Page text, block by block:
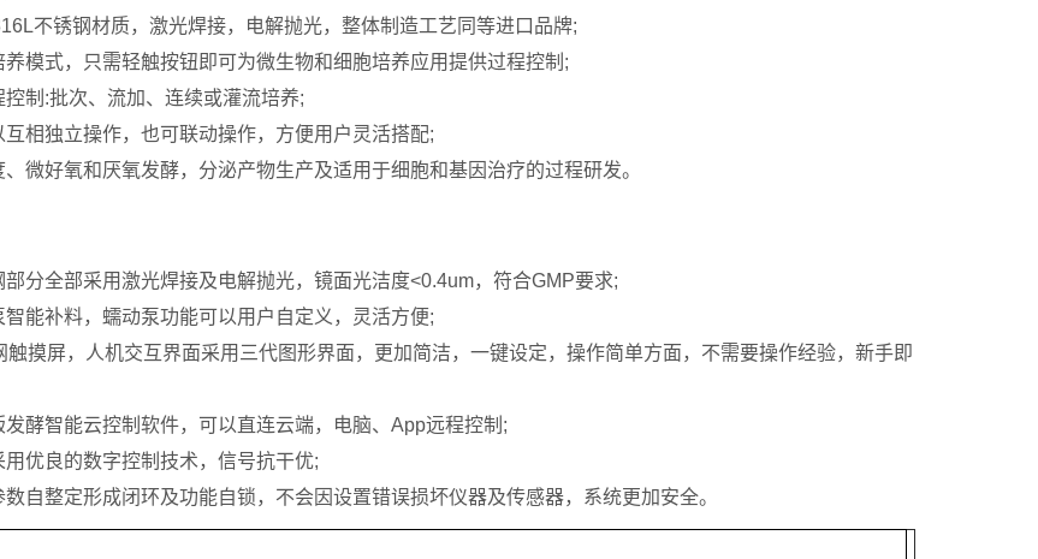
不锈钢材质，激光焊接，电解抛光，整体制造工艺同等进口品牌;
养模式，只需轻触按钮即可为微生物和细胞培养应用提供过程控制;
控制:批次、流加、连续或灌流培养;
互相独立操作，也可联动操作，方便用户灵活搭配;
、微好氧和厌氧发酵，分泌产物生产及适用于细胞和基因治疗的过程研发。
部分全部采用激光焊接及电解抛光，镜面光洁度<0.4um，符合GMP要求;
智能补料，蠕动泵功能可以用户自定义，灵活方便;
触摸屏，人机交互界面采用三代图形界面，更加简洁，一键设定，操作简单方面，不需要操作经验，新手即
发酵智能云控制软件，可以直连云端，电脑、App远程控制;
用优良的数字控制技术，信号抗干优;
自整定形成闭环及功能自锁，不会因设置错误损坏仪器及传感器，系统更加安全。